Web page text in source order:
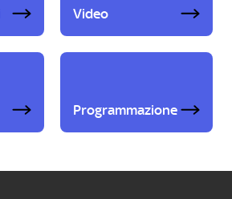
Video
Programmazione